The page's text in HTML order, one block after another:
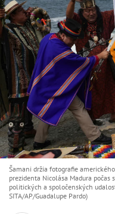
Šamani držia fotografie
prezidenta Nicolása Madura
politických a spoločenských
SITA/AP/Guadalupe Pardo)